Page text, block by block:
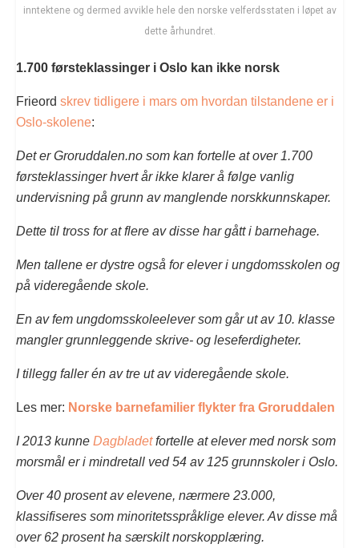
inntektene og dermed avvikle hele den norske velferdsstaten i løpet av
dette århundret.
1.700 førsteklassinger i Oslo kan ikke norsk
Frieord skrev tidligere i mars om hvordan tilstandene er i
Oslo-skolene:
Det er Groruddalen.no som kan fortelle at over 1.700
førsteklassinger hvert år ikke klarer å følge vanlig
undervisning på grunn av manglende norskkunnskaper.
Dette til tross for at flere av disse har gått i barnehage.
Men tallene er dystre også for elever i ungdomsskolen og
på videregående skole.
En av fem ungdomsskoleelever som går ut av 10. klasse
mangler grunnleggende skrive- og leseferdigheter.
I tillegg faller én av tre ut av videregående skole.
Les mer: Norske barnefamilier flykter fra Groruddalen
I 2013 kunne Dagbladetfortelle at elever med norsk som
morsmål er i mindretall ved 54 av 125 grunnskoler i Oslo.
Over 40 prosent av elevene, nærmere 23.000,
klassifiseres som minoritetsspråklige elever. Av disse må
over 62 prosent ha særskilt norskopplæring.